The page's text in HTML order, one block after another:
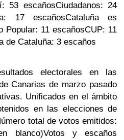
53 escañosCiudadanos: 24
17 escañosCataluña es
Popular: 11 escañosCUP: 11
de Cataluña: 3 escaños
electorales en las
Canarias de marzo pasado
Unificados en el ámbito
en las elecciones de
total de votos emitidos:
blanco)Votos y escaños